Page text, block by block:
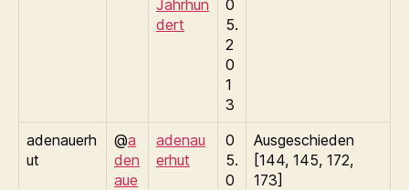
Jahrhun
dert
0
5.
2
0
1
3
adenauerh
ut
@a
den
aue
adenau
erhut
0
5.
0
Ausgeschieden
[144, 145, 172,
173]